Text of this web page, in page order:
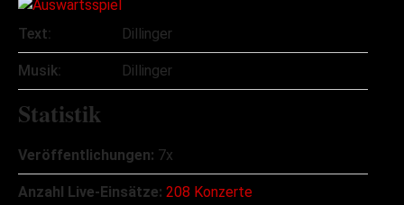
Text: Dillinger
Musik: Dillinger
Statistik
Veröffentlichungen: 7x
Anzahl Live-Einsätze: 208 Konzerte